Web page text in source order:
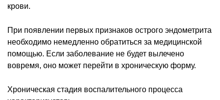
крови.
При появлении первых признаков острого эндометрита
необходимо немедленно обратиться за медицинской
помощью. Если заболевание не будет вылечено
вовремя, оно может перейти в хроническую форму.
Хроническая стадия воспалительного процесса